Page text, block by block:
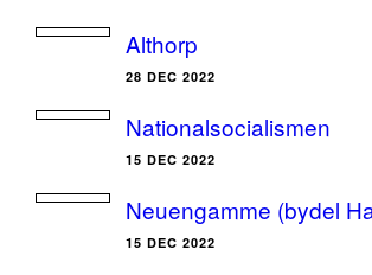
Althorp
28 DEC 2022
Nationalsocialismen
15 DEC 2022
Neuengamme (bydel
15 DEC 2022